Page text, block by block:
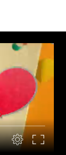
เดือน